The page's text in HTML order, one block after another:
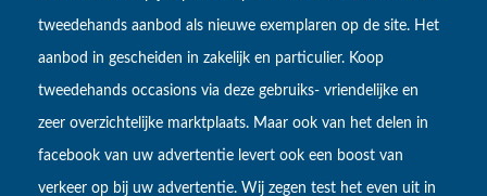
tweedehands aanbod als nieuwe exemplaren op de site. Het
aanbod in gescheiden in zakelijk en particulier. Koop
tweedehands occasions via deze gebruiks- vriendelijke en
zeer overzichtelijke marktplaats. Maar ook van het delen in
facebook van uw advertentie levert ook een boost van
verkeer op bij uw advertentie. Wij zegen test het even uit in